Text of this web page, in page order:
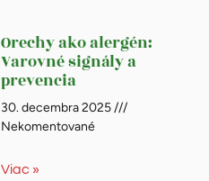
Orechy ako alergén:
Varovné signály a
prevencia
30. decembra 2025
Nekomentované
Viac »